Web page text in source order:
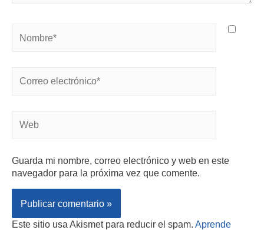
Guarda mi nombre, correo electrónico y web en este
navegador para la próxima vez que comente.
Este sitio usa Akismet para reducir el spam. Aprende